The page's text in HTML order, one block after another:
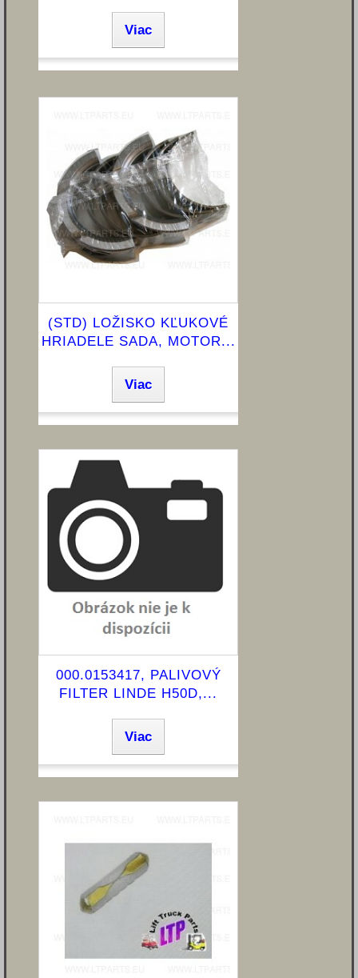
Viac
(STD) LOŽISKO KĽUKOVÉ
HRIADELE SADA, MOTOR...
Viac
000.0153417, PALIVOVÝ
FILTER LINDE H50D,...
Viac